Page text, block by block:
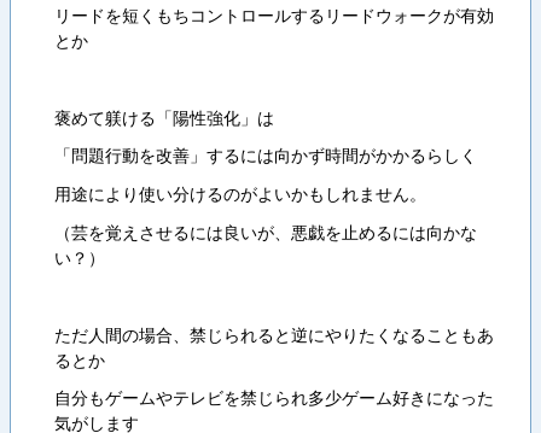
リードを短くもちコントロールするリードウォークが有効
とか
褒めて躾ける「陽性強化」は
「問題行動を改善」するには向かず時間がかかるらしく
用途により使い分けるのがよいかもしれません。
（芸を覚えさせるには良いが、悪戯を止めるには向かな
い？）
ただ人間の場合、禁じられると逆にやりたくなることもあ
るとか
自分もゲームやテレビを禁じられ多少ゲーム好きになった
気がします